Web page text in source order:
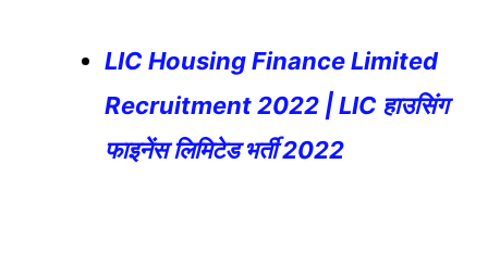
LIC Housing Finance Limited
Recruitment 2022 | LIC हाउसिंग
फाइनेंस लिमिटेड भर्ती 2022